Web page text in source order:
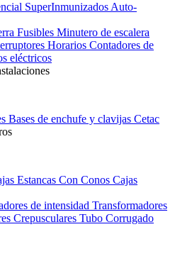
SuperInmunizados Auto-
Fusibles Minutero de escalera
Horarios Contadores de
eléctricos
Bases de enchufe y clavijas Cetac
Estancas Con Conos Cajas
de intensidad Transformadores
Crepusculares Tubo Corrugado